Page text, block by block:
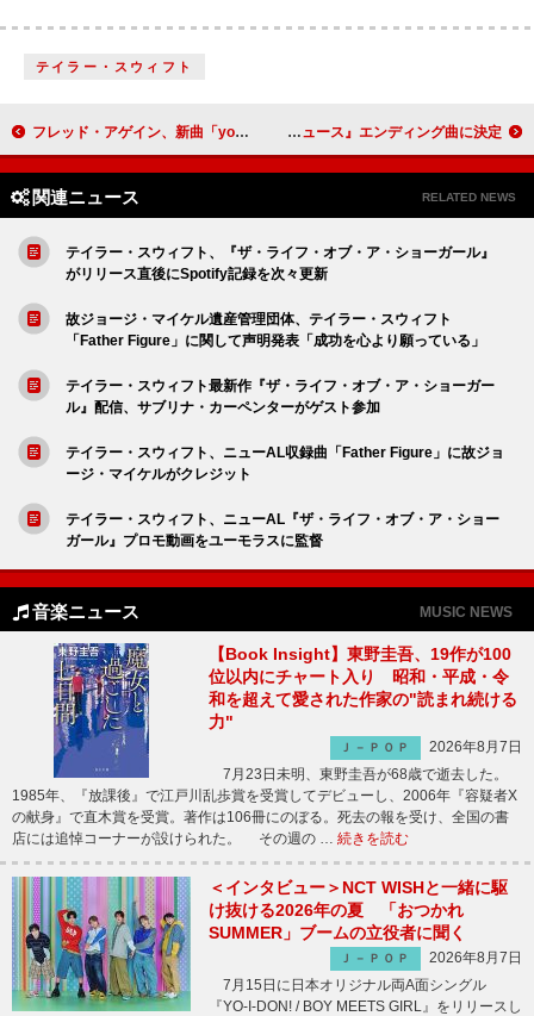
テイラー・スウィフト
フレッド・アゲイン、新曲「you’re a star」でアミル・アンド・ザ・スニッファーズとタッグ マルーン5、「ガールズ・ライク・ユー」が『ザ！世界仰天ニュース』エンディング曲に決定
関連ニュース RELATED NEWS
テイラー・スウィフト、『ザ・ライフ・オブ・ア・ショーガール』
がリリース直後にSpotify記録を次々更新
故ジョージ・マイケル遺産管理団体、テイラー・スウィフト
「Father Figure」に関して声明発表「成功を心より願っている」
テイラー・スウィフト最新作『ザ・ライフ・オブ・ア・ショーガー
ル』配信、サブリナ・カーペンターがゲスト参加
テイラー・スウィフト、ニューAL収録曲「Father Figure」に故ジョ
ージ・マイケルがクレジット
テイラー・スウィフト、ニューAL『ザ・ライフ・オブ・ア・ショー
ガール』プロモ動画をユーモラスに監督
音楽ニュース MUSIC NEWS
【Book Insight】東野圭吾、19作が100
位以内にチャート入り 昭和・平成・令
和を超えて愛された作家の"読まれ続ける
力"
Ｊ－ＰＯＰ
2026年8月7日
7月23日未明、東野圭吾が68歳で逝去した。
1985年、『放課後』で江戸川乱歩賞を受賞してデビューし、2006年『容疑者X
の献身』で直木賞を受賞。著作は106冊にのぼる。死去の報を受け、全国の書
店には追悼コーナーが設けられた。 その週の … 続きを読む
＜インタビュー＞NCT WISHと一緒に駆
け抜ける2026年の夏 「おつかれ
SUMMER」ブームの立役者に聞く
Ｊ－ＰＯＰ
2026年8月7日
7月15日に日本オリジナル両A面シングル
『YO-I-DON! / BOY MEETS GIRL』をリリースし